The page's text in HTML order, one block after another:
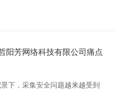
阳芳网络科技有限公司痛点
下，采集安全问题越来越受到